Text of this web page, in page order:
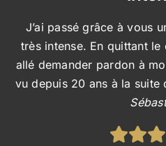
J’ai passé grâce à vous
très intense. En quittant
allé demander pardon à
vu depuis 20 ans à la suite